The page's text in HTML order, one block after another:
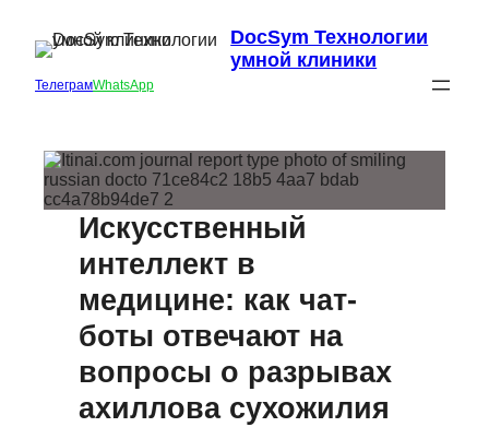
DocSym Технологии
умной клиники
ТелеграмWhatsApp
Искусственный
интеллект в
медицине: как чат-
боты отвечают на
вопросы о разрывах
ахиллова сухожилия